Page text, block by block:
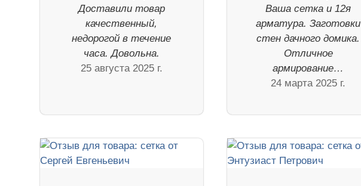
Доставили товар
качественный,
недорогой в течение
часа. Довольна.
25 августа 2025 г.
Ваша сетка и 12я
арматура. Заготовки
стен дачного домика.
Отличное
армирование…
24 марта 2025 г.